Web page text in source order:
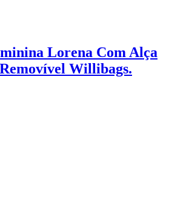
Lorena Com Alça
Willibags.